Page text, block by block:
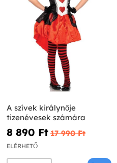
A szívek királynője
tizenévesek számára
8 890 Ft‎ 17 990 Ft‎
ELÉRHETŐ